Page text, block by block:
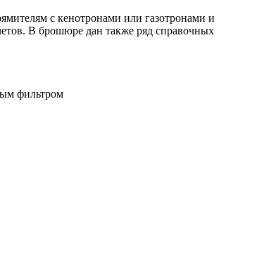
с кенотронами или газотронами и
В брошюре дан также ряд справочных
фильтром